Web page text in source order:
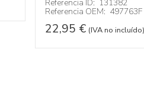
Referencia ID: 131382
Referencia OEM: 497763F
22,95 € (IVA no incluído)